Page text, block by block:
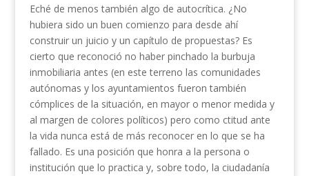
Eché de menos también algo de autocrítica. ¿No
hubiera sido un buen comienzo para desde ahí
construir un juicio y un capítulo de propuestas? Es
cierto que reconoció no haber pinchado la burbuja
inmobiliaria antes (en este terreno las comunidades
autónomas y los ayuntamientos fueron también
cómplices de la situación, en mayor o menor medida y
al margen de colores políticos) pero como ctitud ante
la vida nunca está de más reconocer en lo que se ha
fallado. Es una posición que honra a la persona o
institución que lo practica y, sobre todo, la ciudadanía